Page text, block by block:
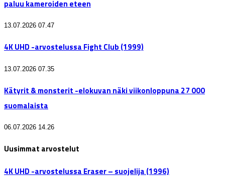
paluu kameroiden eteen
13.07.2026 07.47
4K UHD -arvostelussa Fight Club (1999)
13.07.2026 07.35
Kätyrit & monsterit -elokuvan näki viikonloppuna 27 000
suomalaista
06.07.2026 14.26
Uusimmat arvostelut
4K UHD -arvostelussa Eraser – suojelija (1996)